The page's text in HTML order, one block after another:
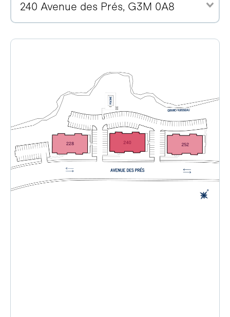
240 Avenue des Prés, G3M 0A8